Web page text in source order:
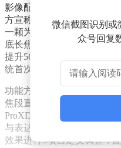
影像配置方面，Find X9
方宣称支持20倍光学品质变
一颗为2亿像素超大底主摄
底长焦，传感器尺寸为1/
提升56%，并搭载第二代丹
统首次实现用8K画质覆盖“
功能方面，Find X9 Ultra升
焦段直出8K超清照片，并
ProXDR。大师模式内置原
与表达”“结构与时间”三大
效果进行9项自定义调整，
微信截图识别或
众号回复